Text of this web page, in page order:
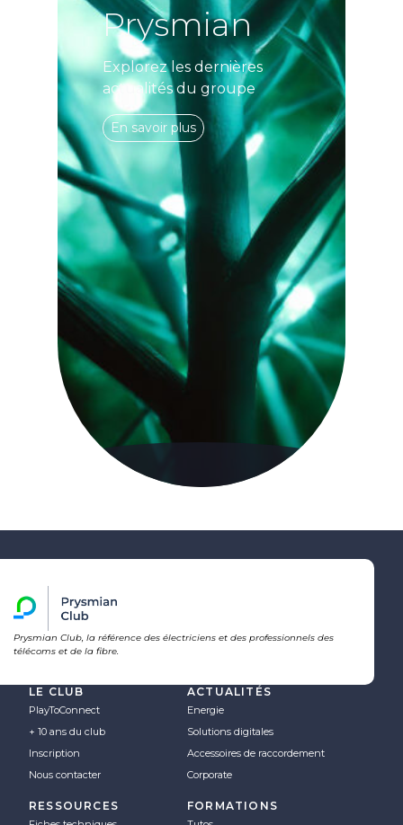
Prysmian
Explorez les dernières
actualités du groupe
En savoir plus
Prysmian Club, la référence des électriciens et des professionnels des
télécoms et de la fibre.
LE CLUB
PlayToConnect
+ 10 ans du club
Inscription
Nous contacter
ACTUALITÉS
Energie
Solutions digitales
Accessoires de raccordement
Corporate
RESSOURCES FORMATIONS